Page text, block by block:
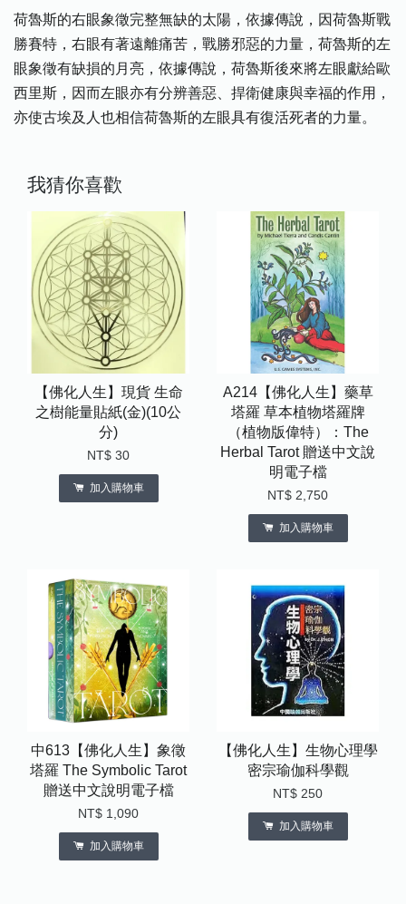
荷魯斯的右眼象徵完整無缺的太陽，依據傳說，因荷魯斯戰
勝賽特，右眼有著遠離痛苦，戰勝邪惡的力量，荷魯斯的左
眼象徵有缺損的月亮，依據傳說，荷魯斯後來將左眼獻給歐
西里斯，因而左眼亦有分辨善惡、捍衛健康與幸福的作用，
亦使古埃及人也相信荷魯斯的左眼具有復活死者的力量。
我猜你喜歡
【佛化人生】現貨 生命
之樹能量貼紙(金)(10公
分)
NT$ 30
加入購物車
A214【佛化人生】藥草
塔羅 草本植物塔羅牌
（植物版偉特）：The
Herbal Tarot 贈送中文說
明電子檔
NT$ 2,750
加入購物車
中613【佛化人生】象徵
塔羅 The Symbolic Tarot
贈送中文說明電子檔
NT$ 1,090
加入購物車
【佛化人生】生物心理學
密宗瑜伽科學觀
NT$ 250
加入購物車